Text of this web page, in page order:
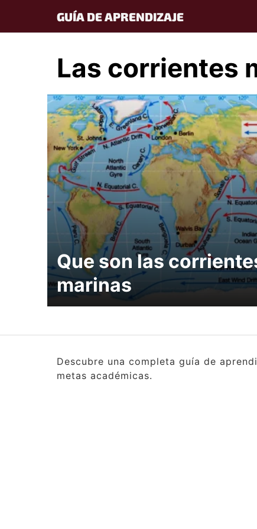
content
GUÍA DE APRENDIZAJE
Las corrientes
Que son las
marinas
Descubre una completa guía de
metas académicas.